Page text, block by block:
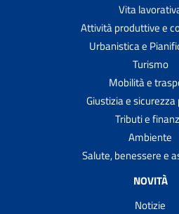
Vita
Attività produttive e
Urbanistica e
Turismo
Mobilità e
Giustizia e
Tributi e
Ambiente
Salute, benessere e
NOVITÀ
Notizie